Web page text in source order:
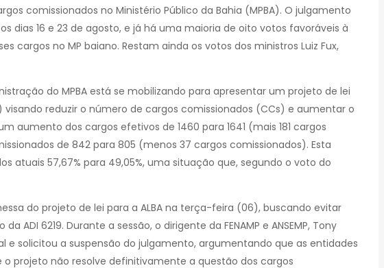
comissionados no Ministério Público da Bahia (MPBA). O julgamento
dias 16 e 23 de agosto, e já há uma maioria de oito votos favoráveis à
cargos no MP baiano. Restam ainda os votos dos ministros Luiz Fux,
do MPBA está se mobilizando para apresentar um projeto de lei
visando reduzir o número de cargos comissionados (CCs) e aumentar o
aumento dos cargos efetivos de 1460 para 1641 (mais 181 cargos
de 842 para 805 (menos 37 cargos comissionados). Esta
atuais 57,67% para 49,05%, uma situação que, segundo o voto do
do projeto de lei para a ALBA na terça-feira (06), buscando evitar
ADI 6219. Durante a sessão, o dirigente da FENAMP e ANSEMP, Tony
e solicitou a suspensão do julgamento, argumentando que as entidades
projeto não resolve definitivamente a questão dos cargos